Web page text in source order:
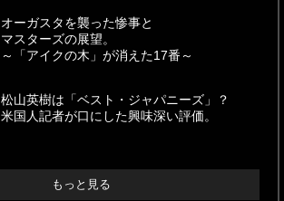
オーガスタを襲った惨事と
マスターズの展望。
～「アイクの木」が消えた17番～
松山英樹は「ベスト・ジャパニーズ」？
米国人記者が口にした興味深い評価。
もっと見る